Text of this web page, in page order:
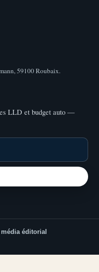
59100 Roubaix.
LLD et budget auto —
éditorial